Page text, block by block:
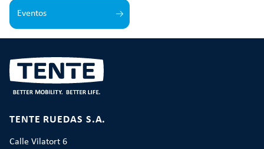
Eventos
TENTE RUEDAS S.A.
Calle Vilatort 6